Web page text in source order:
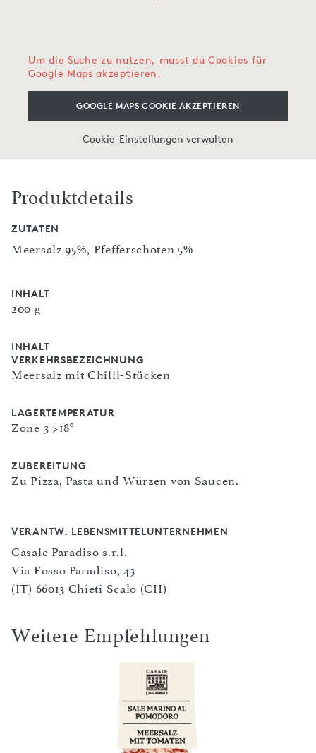
Um die Suche zu nutzen, musst du Cookies für
Google Maps akzeptieren.
GOOGLE MAPS COOKIE AKZEPTIEREN
Cookie-Einstellungen verwalten
Produktdetails
ZUTATEN
Meersalz 95%, Pfefferschoten 5%
INHALT
200 g
INHALT
VERKEHRSBEZEICHNUNG
Meersalz mit Chilli-Stücken
LAGERTEMPERATUR
Zone 3 >18°
ZUBEREITUNG
Zu Pizza, Pasta und Würzen von Saucen.
VERANTW. LEBENSMITTELUNTERNEHMEN
Casale Paradiso s.r.l.
Via Fosso Paradiso, 43
(IT) 66013 Chieti Scalo (CH)
Weitere Empfehlungen